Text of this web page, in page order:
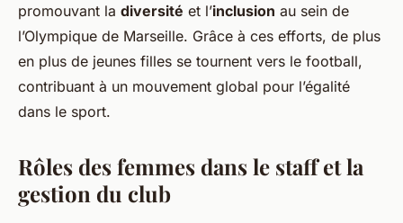
promouvant la diversité et l’inclusion au sein de
l’Olympique de Marseille. Grâce à ces efforts, de plus
en plus de jeunes filles se tournent vers le football,
contribuant à un mouvement global pour l’égalité
dans le sport.
Rôles des femmes dans le staff et la
gestion du club